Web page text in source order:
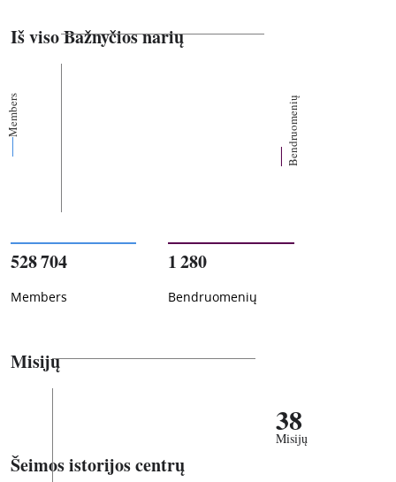
Iš viso Bažnyčios narių
Members Bendruomenių
528 704
Members
1 280
Bendruomenių
Misijų
38
Misijų
Šeimos istorijos centrų